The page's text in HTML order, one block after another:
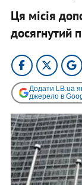
Ця місія
досягнутий
Додати LB.ua
джерело в